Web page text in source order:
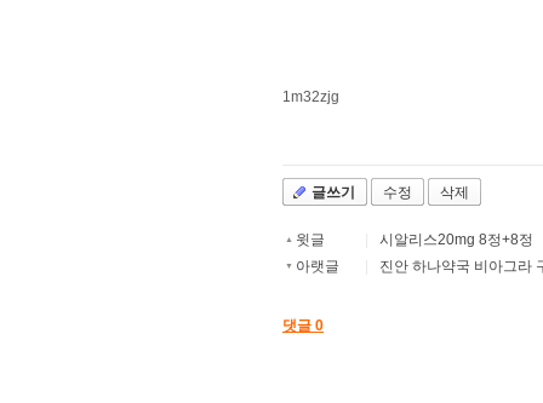
1m32zjg
글쓰기 수정 삭제
▲ 윗글 시알리스20mg 8정+8정
▼ 아랫글 진안 하나약국 비아그라
댓글 0